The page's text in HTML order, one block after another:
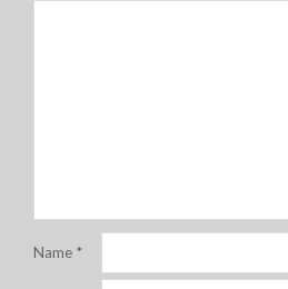
Name *